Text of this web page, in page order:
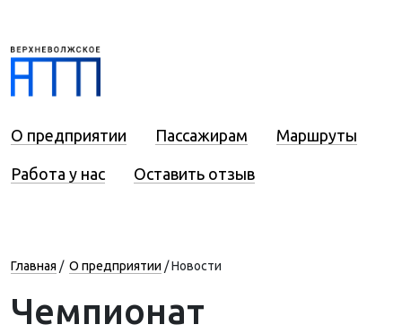
О предприятии Пассажирам Маршруты
Работа у нас Оставить отзыв
Главная / О предприятии /Новости
Чемпионат